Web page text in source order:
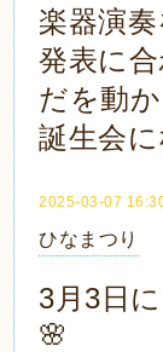
楽器演
発表に
だを動
誕生会に
2025-03-07
ひなまつり
3月3日に
🌸